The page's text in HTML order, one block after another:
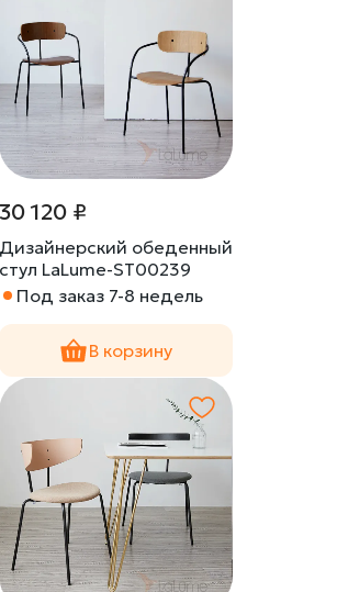
30 120 ₽
Дизайнерский обеденный
стул LaLume-ST00239
Под заказ 7-8 недель
В корзину